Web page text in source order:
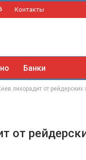
Контакты
Банки
лихорадит от
от